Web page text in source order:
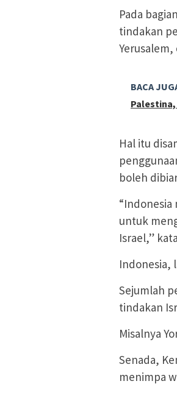
Pada
tindakan
BACA
Hal itu
boleh
untuk
Israel,”
Indonesia,
Sejumlah
tindakan
Misalnya
Senada,
menimpa